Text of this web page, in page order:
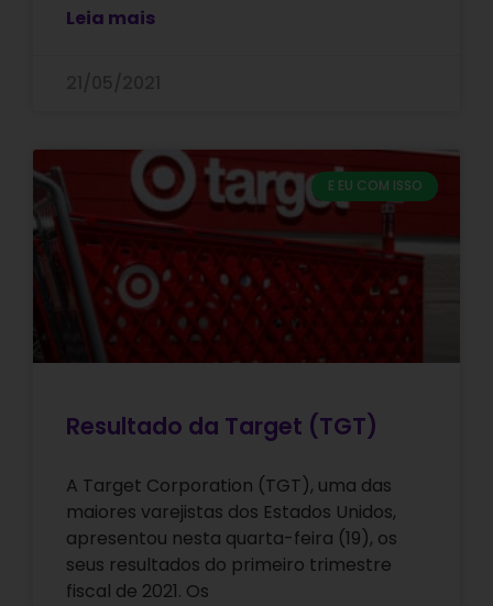
Leia mais
E EU COM ISSO
Resultado da Target (TGT)
A Target Corporation (TGT), uma das
maiores varejistas dos Estados Unidos,
apresentou nesta quarta-feira (19), os
seus resultados do primeiro trimestre
fiscal de 2021. Os